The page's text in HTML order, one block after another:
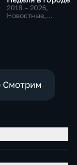
2018 – 2026,
Новостные,
Смотрим